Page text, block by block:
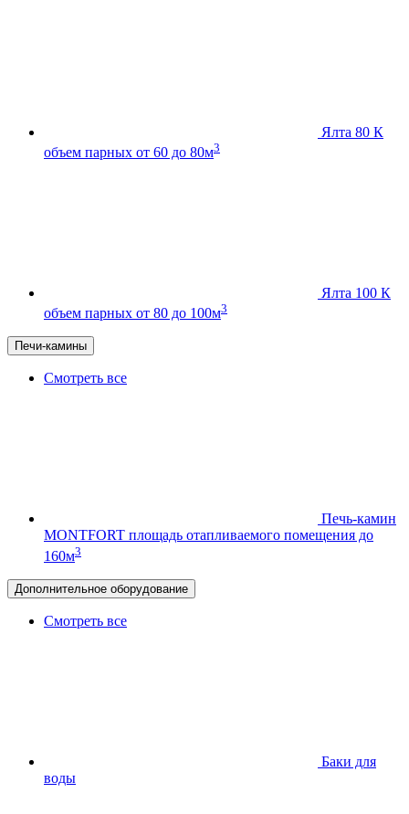
Ялта 80 К
объем парных от 60 до 80м3
Ялта 100 К
объем парных от 80 до 100м3
Печи-камины
Смотреть все
Печь-камин
MONTFORT площадь отапливаемого помещения до
160м3
Дополнительное оборудование
Смотреть все
Баки для
воды